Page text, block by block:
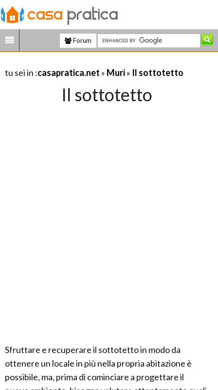
Forum
tu sei in :casapratica.net » Muri» Il sottotetto
Il sottotetto
Sfruttare e recuperare il sottotetto in modo da
ottenere un locale in più nella propria abitazione è
possibile, ma, prima di cominciare a progettare il